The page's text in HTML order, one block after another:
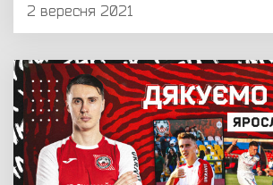
2 вересня 2021